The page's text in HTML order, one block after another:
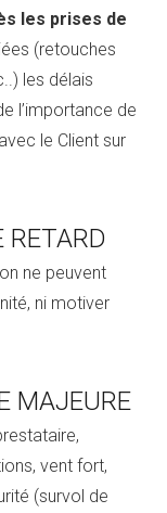
les prises de
(retouches
les délais
l’importance de
le Client sur
RETARD
ne peuvent
ni motiver
MAJEURE
vent fort,
(survol de